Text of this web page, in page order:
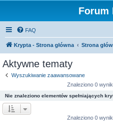
Forum
FAQ
Krypta - Strona główna Strona
Aktywne tematy
Wyszukiwanie zaawansowane
Znaleziono 0
Nie znaleziono elementów spełniających
Znaleziono 0